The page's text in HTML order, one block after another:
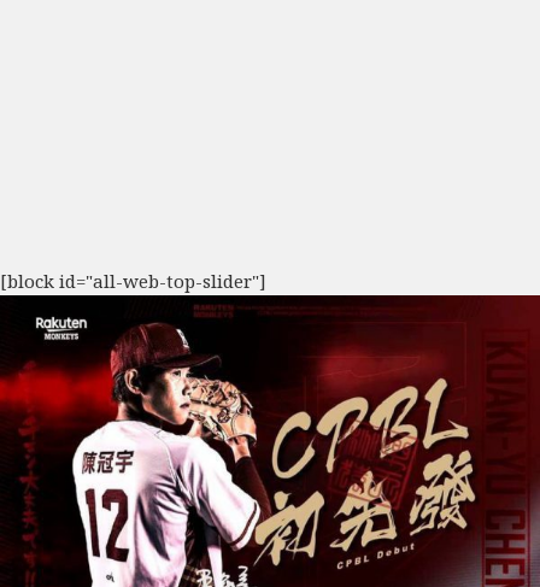
[block id="all-web-top-slider"]